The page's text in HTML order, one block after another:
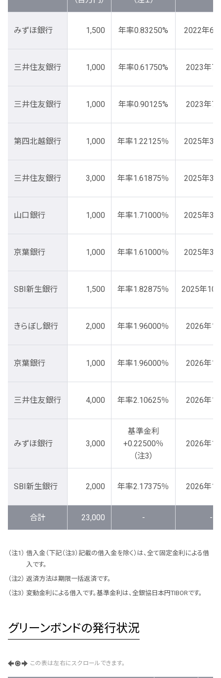
みずほ銀行 1,500 年率0.83250% 2022年6
三井住友銀行 1,000 年率0.61750% 2023年7
三井住友銀行 1,000 年率0.90125% 2023年7
第四北越銀行 1,000 年率1.22125％ 2025年3
三井住友銀行 3,000 年率1.61875％ 2025年3
山口銀行 1,000 年率1.71000％ 2025年3
京葉銀行 1,000 年率1.61000％ 2025年3
SBI新生銀行 1,500 年率1.82875％ 2025年10
きらぼし銀行 2,000 年率1.96000％ 2026年1
京葉銀行 1,000 年率1.96000％ 2026年1
三井住友銀行 4,000 年率2.10625％ 2026年1
みずほ銀行 3,000
基準金利
+0.22500％
（注3）
2026年1
SBI新生銀行 2,000 年率2.17375％ 2026年1
合計 23,000 - -
借入金（下記（注3）記載の借入金を除く）は、全て固定金利による借
入です。
返済方法は期限一括返済です。
変動金利による借入です。基準金利は、全銀協日本円TIBORです。
グリーンボンドの発行状況
この表は左右にスクロールできます。